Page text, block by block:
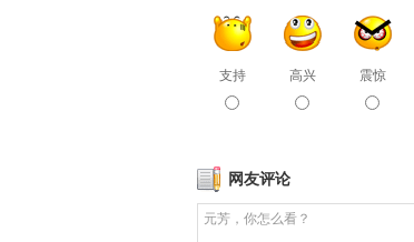
支持 高兴 震惊
网友评论